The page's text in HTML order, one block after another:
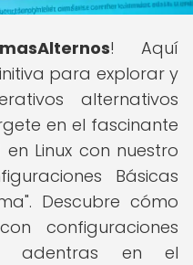
! Aquí
para explorar y
alternativos
en el fascinante
Linux con nuestro
Básicas
Descubre cómo
configuraciones
adentras en el